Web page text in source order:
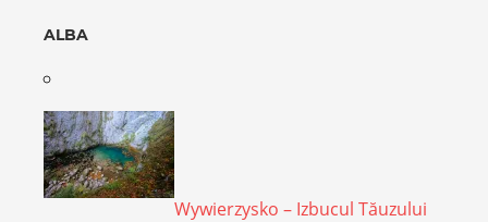
ALBA
Wywierzysko – Izbucul Tăuzului